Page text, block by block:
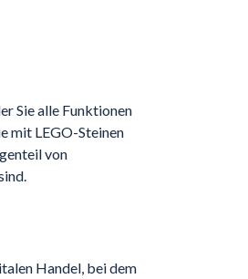
Sie alle Funktionen
mit LEGO-Steinen
von
Handel, bei dem